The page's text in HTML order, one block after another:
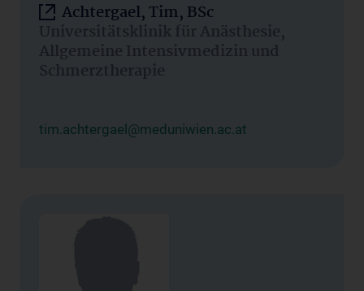
Achtergael, Tim, BSc
Universitätsklinik für Anästhesie,
Allgemeine Intensivmedizin und
Schmerztherapie
tim.achtergael@meduniwien.ac.at